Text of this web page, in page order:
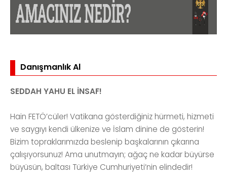
Danışmanlık Al
SEDDAH YAHU EL İNSAF!
Hain FETÖ’cüler! Vatikana gösterdiğiniz hürmeti, hizmeti
ve saygıyı kendi ülkenize ve İslam dinine de gösterin!
Bizim topraklarımızda beslenip başkalarının çıkarına
çalışıyorsunuz! Ama unutmayın; ağaç ne kadar büyürse
büyüsün, baltası Türkiye Cumhuriyeti’nin elindedir!